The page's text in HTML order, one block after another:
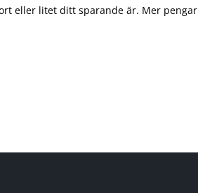
eller litet ditt sparande är. Mer pengar